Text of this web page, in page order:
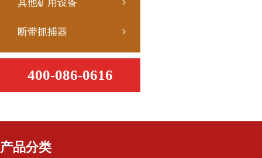
其他矿用设备
断带抓捕器
400-086-0616
产品分类